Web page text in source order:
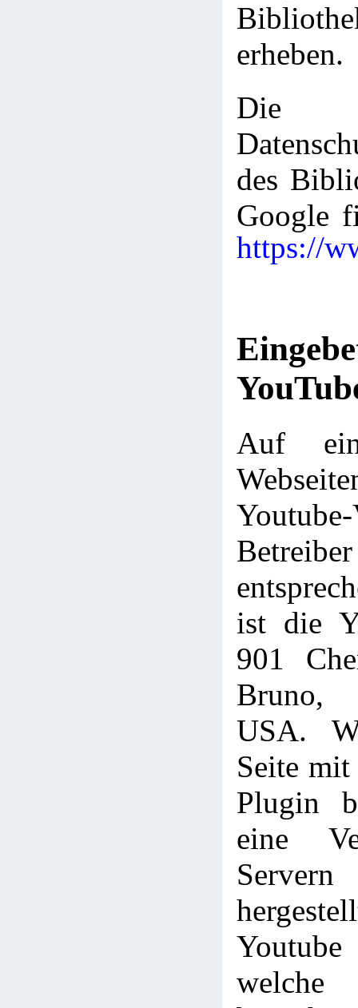
erheben.
Die
des
Google
https://
Auf
ist die
901
USA.
Seite
Plugin
eine